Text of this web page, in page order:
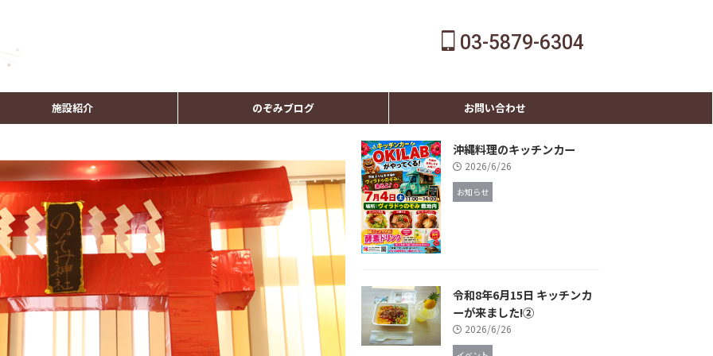
03-5879-6304
施設紹介 のぞみブログ お問い合わせ
沖縄料理のキッチンカー
2026/6/26
お知らせ
令和8年6月15日 キッチンカ
ーが来ました!②
2026/6/26